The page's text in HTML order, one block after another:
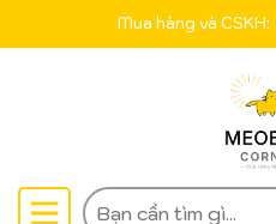
Mua hàng và CSKH: